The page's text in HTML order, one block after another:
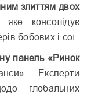
злиттям двох
, яке консолідує
бобових і сої.
панель «Ринок
Експерти
глобальних